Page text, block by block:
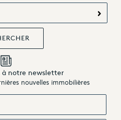
à notre newsletter
nouvelles immobilières